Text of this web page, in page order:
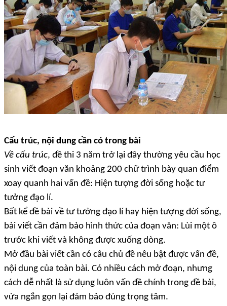
Cấu trúc, nội dung cần có trong bài
Về cấu trúc, đề thi 3 năm trở lại đây thường yêu cầu học
sinh viết đoạn văn khoảng 200 chữ trình bày quan điểm
xoay quanh hai vấn đề: Hiện tượng đời sống hoặc tư
tưởng đạo lí.
Bất kể đề bài về tư tưởng đạo lí hay hiện tượng đời sống,
bài viết cần đảm bảo hình thức của đoạn văn: Lùi một ô
trước khi viết và không được xuống dòng.
Mở đầu bài viết cần có câu chủ đề nêu bật được vấn đề,
nội dung của toàn bài. Có nhiều cách mở đoạn, nhưng
cách dễ nhất là sử dụng luôn vấn đề chính trong đề bài,
vừa ngắn gọn lại đảm bảo đúng trọng tâm.